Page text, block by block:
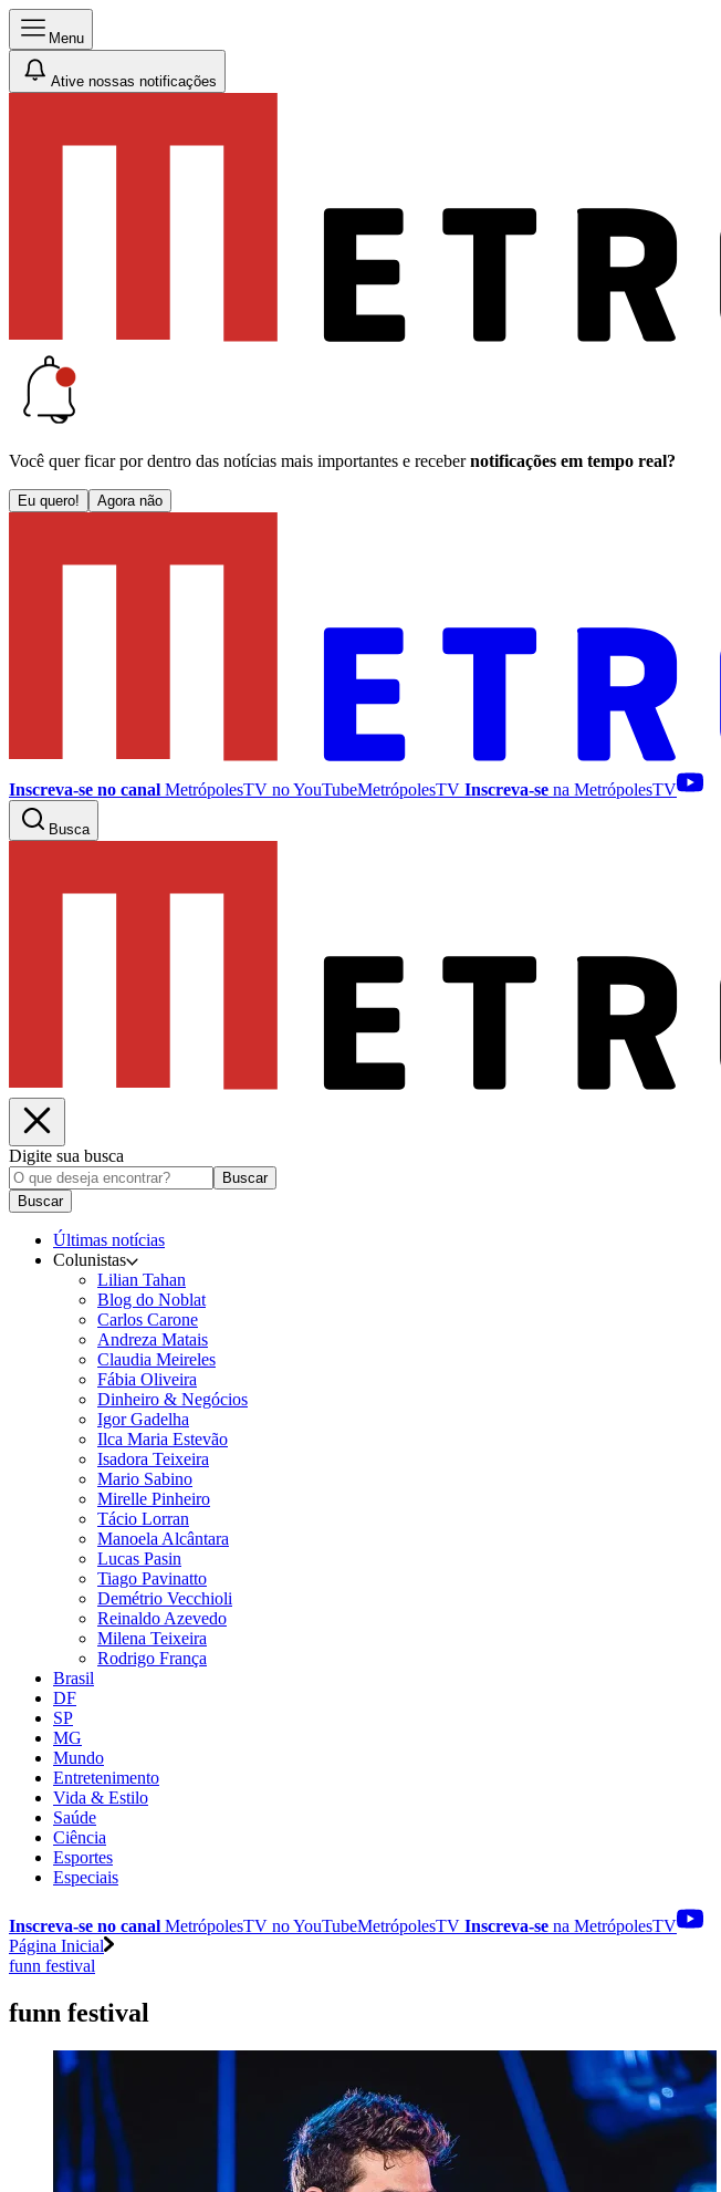
Menu
Ative nossas notificações
Você quer ficar por dentro das notícias mais importantes e receber notificações em tempo real?
Eu quero! Agora não
Inscreva-se no canal MetrópolesTV noYouTubeMetrópolesTV Inscreva-se na MetrópolesTV
Busca
Digite sua busca
Buscar
Buscar
Últimas notícias
Colunistas
Lilian Tahan
Blog do Noblat
Carlos Carone
Andreza Matais
Claudia Meireles
Fábia Oliveira
Dinheiro & Negócios
Igor Gadelha
Ilca Maria Estevão
Isadora Teixeira
Mario Sabino
Mirelle Pinheiro
Tácio Lorran
Manoela Alcântara
Lucas Pasin
Tiago Pavinatto
Demétrio Vecchioli
Reinaldo Azevedo
Milena Teixeira
Rodrigo França
Brasil
DF
SP
MG
Mundo
Entretenimento
Vida & Estilo
Saúde
Ciência
Esportes
Especiais
Inscreva-se no canal MetrópolesTV noYouTubeMetrópolesTV Inscreva-se na MetrópolesTV
Página Inicial
funn festival
funn festival